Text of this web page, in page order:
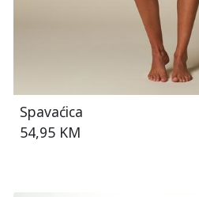
Spavaćica
54,95 KM